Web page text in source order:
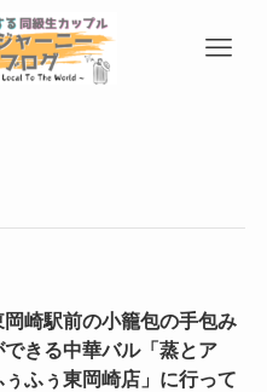
岡崎駅前の小籠包の手包み
できる中華バル「蒸とア
ふぅ東岡崎店」に行って